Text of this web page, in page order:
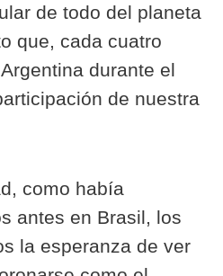
de todo del planeta
que, cada cuatro
durante el
de nuestra
como había
antes en Brasil, los
la esperanza de ver